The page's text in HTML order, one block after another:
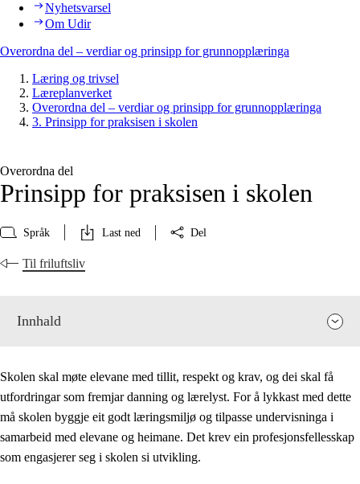
Nyhetsvarsel
Om Udir
Overordna del – verdiar og prinsipp for grunnopplæringa
Læring og trivsel
Læreplanverket
Overordna del – verdiar og prinsipp for grunnopplæringa
3. Prinsipp for praksisen i skolen
Overordna del
Prinsipp for praksisen i skolen
Språk Last ned Del
Til friluftsliv
Innhald
Skolen skal møte elevane med tillit, respekt og krav, og dei skal få
utfordringar som fremjar danning og lærelyst. For å lykkast med dette
må skolen byggje eit godt læringsmiljø og tilpasse undervisninga i
samarbeid med elevane og heimane. Det krev ein profesjonsfellesskap
som engasjerer seg i skolen si utvikling.